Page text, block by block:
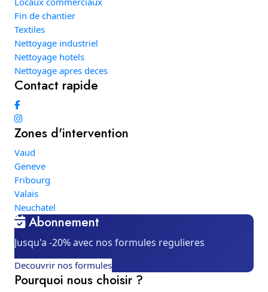
Fin de chantier
Textiles
Nettoyage industriel
Nettoyage hotels
Nettoyage apres deces
Contact rapide
Zones d'intervention
Vaud
Geneve
Fribourg
Valais
Neuchatel
Abonnement
Jusqu'a -20% avec nos formules regulieres
Decouvrir nos formules
Pourquoi nous choisir ?